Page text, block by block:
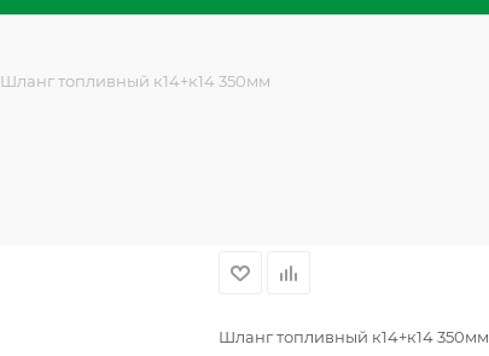
Шланг топливный к14+к14 350мм
Шланг топливный к14+к14 350мм